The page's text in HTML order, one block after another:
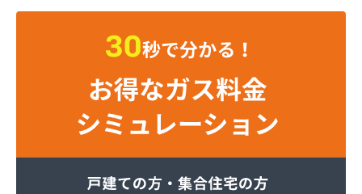
サンエープロパン
すえまつ興産株式会社
セブンガス株式会社
ダイネン株式会社 北九州営業所
ネットワークガスオーエス株式会社